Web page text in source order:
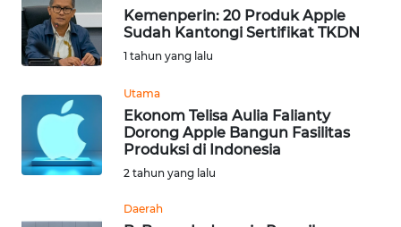
Kemenperin: 20 Produk Apple
Sudah Kantongi Sertifikat TKDN
1 tahun yang lalu
Utama
Ekonom Telisa Aulia Falianty
Dorong Apple Bangun Fasilitas
Produksi di Indonesia
2 tahun yang lalu
Daerah
WN
KALTARA
WN
KALSEL
WN